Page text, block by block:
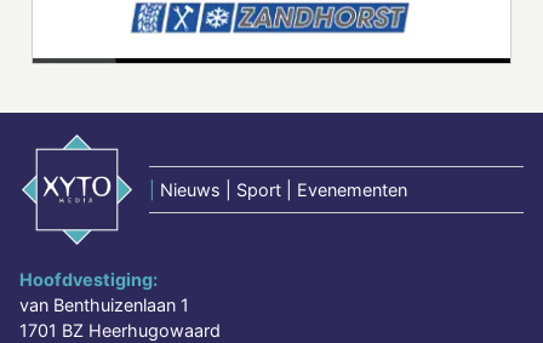
Nieuws | Sport | Evenementen
Hoofdvestiging:
van Benthuizenlaan 1
1701 BZ Heerhugowaard